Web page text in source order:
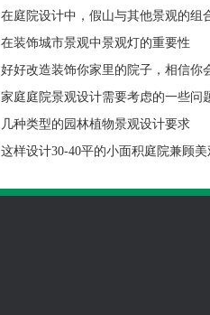
在庭院设计中，假山与其他景观的组
在装饰城市景观中景观灯的重要性
好好改造装饰你家里的院子，相信你
家庭庭院景观设计需要考虑的一些问
几种类型的园林植物景观设计要求
这样设计30-40平的小面积庭院兼顾美